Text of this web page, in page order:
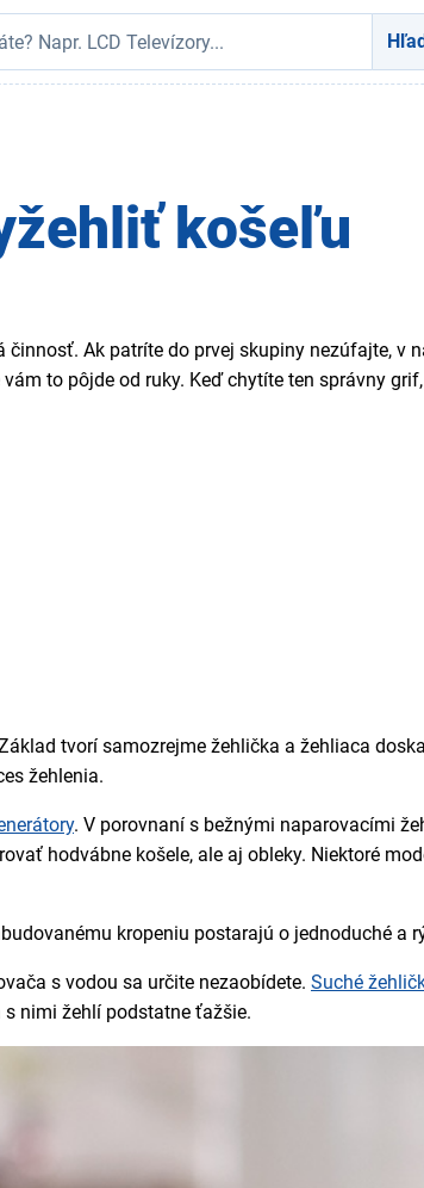
košeľu
Ak patríte do prvej skupiny nezúfajte, v
to pôjde od ruky. Keď chytíte ten správny
tvorí samozrejme žehlička a žehliaca
žehlenia.
. V porovnaní s bežnými naparovacími
hodvábne košele, ale aj obleky. Niektoré
kropeniu postarajú o jednoduché a
s vodou sa určite nezaobídete. Suché
nimi žehlí podstatne ťažšie.